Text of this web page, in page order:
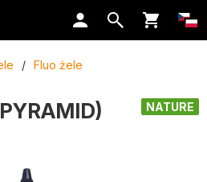
/ Fluo żele
NATURE